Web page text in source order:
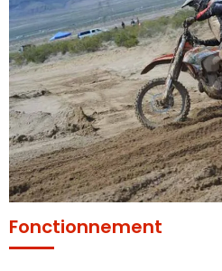
Fonctionnement